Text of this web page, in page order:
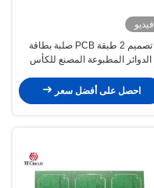
فيديو
تصميم 2 طبقة PCB صلبة بطاقة
الدوائر المطبوعة المصنع للكأس
احصل على أفضل سعر